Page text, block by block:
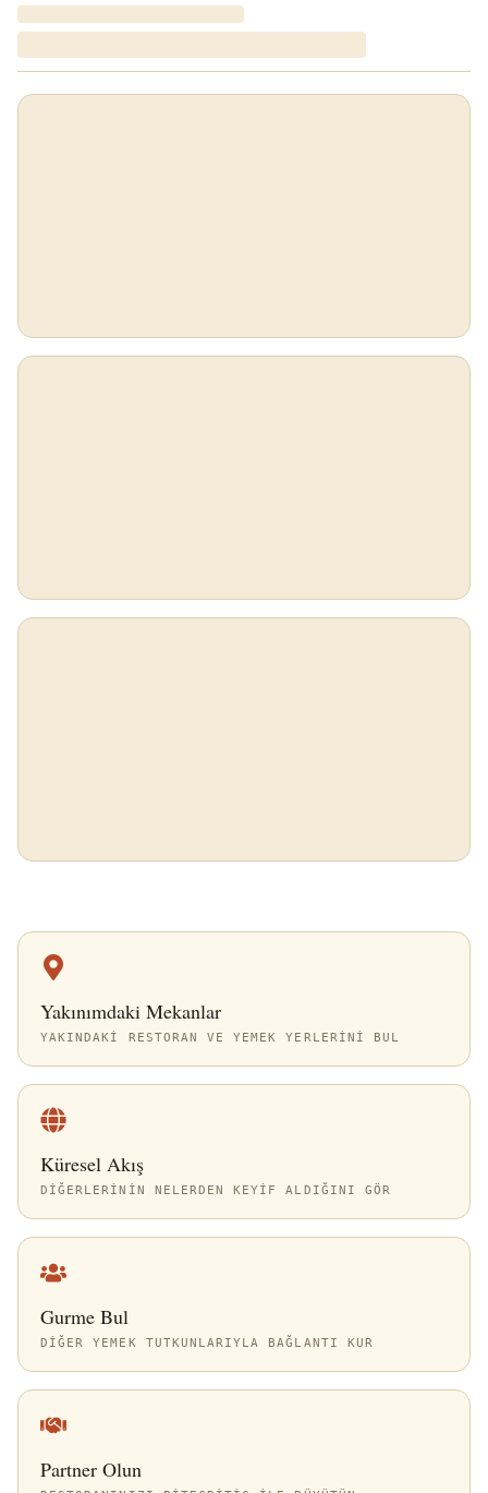
Yakınımdaki Mekanlar
YAKINDAKI RESTORAN VE YEMEK YERLERINI BUL
Küresel Akış
DIĞERLERININ NELERDEN KEYIF ALDIĞINI GÖR
Gurme Bul
DIĞER YEMEK TUTKUNLARIYLA BAĞLANTI KUR
Partner Olun